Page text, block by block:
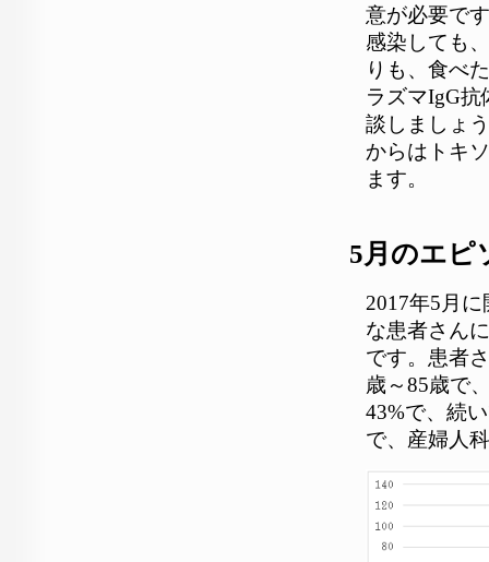
意が必要で
感染しても
りも、食べ
ラズマIgG
談しましょ
からはトキ
ます。
5月のエピ
2017年5月
な患者さん
です。患者
歳～85歳で
43%で、続
で、産婦人